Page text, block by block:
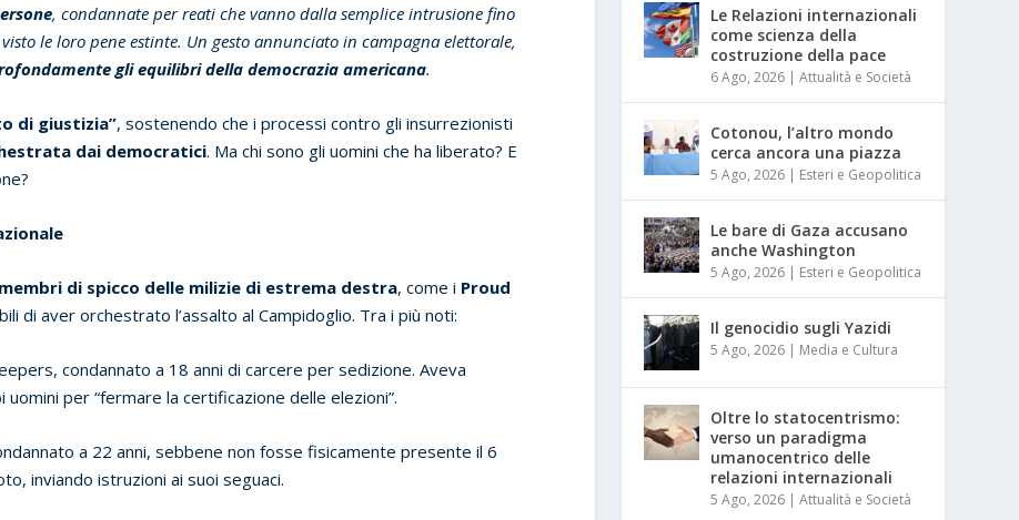
, condannate per reati che vanno dalla semplice intrusione fino
le loro pene estinte. Un gesto annunciato in campagna elettorale,
gli equilibri della democrazia americana.
di giustizia”, sostenendo che i processi contro gli insurrezionisti
dai democratici. Ma chi sono gli uomini che ha liberato? E
membri di spicco delle milizie di estrema destra, come i Proud
di aver orchestrato l’assalto al Campidoglio. Tra i più noti:
condannato a 18 anni di carcere per sedizione. Aveva
per “fermare la certificazione delle elezioni”.
a 22 anni, sebbene non fosse fisicamente presente il 6
inviando istruzioni ai suoi seguaci.
Le Relazioni internazionali
come scienza della
costruzione della pace
6 Ago, 2026 |Attualità e Società
Cotonou, l’altro mondo
cerca ancora una piazza
5 Ago, 2026 | Esteri e Geopolitica
Le bare di Gaza accusano
anche Washington
5 Ago, 2026 | Esteri e Geopolitica
Il genocidio sugli Yazidi
5 Ago, 2026 | Media e Cultura
Oltre lo statocentrismo:
verso un paradigma
umanocentrico delle
relazioni internazionali
5 Ago, 2026 |Attualità e Società